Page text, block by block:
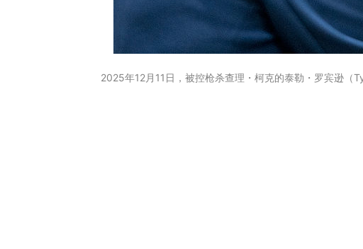
2025年12月11日，被控枪杀查理・柯克的泰勒・罗宾逊